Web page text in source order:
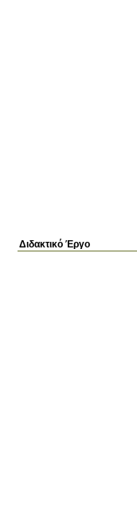
Διδακτικό Έργο